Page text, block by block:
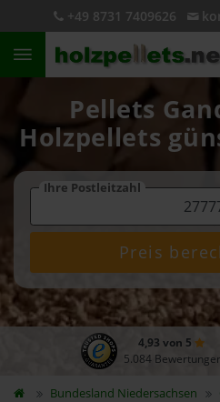
+49 8731 7409626
Pellets
Holzpellets
Ihre Postleitzahl
Preis
4,93 von 5
5.084
Bundesland Niedersachsen